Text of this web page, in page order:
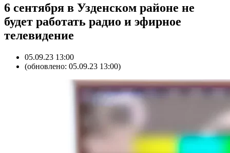
6 сентября в Узденском районе не
будет работать радио и эфирное
телевидение
05.09.23 13:00
(обновлено: 05.09.23 13:00)